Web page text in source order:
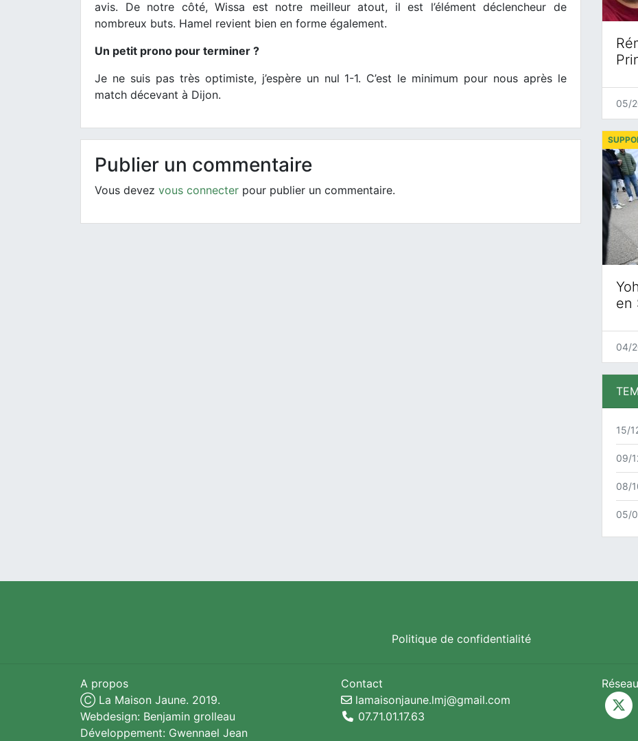
avis. De notre côté, Wissa est notre meilleur atout, il est l’élément déclencheur de
nombreux buts. Hamel revient bien en forme également.
Un petit prono pour terminer ?
Je ne suis pas très optimiste, j’espère un nul 1-1. C’est le minimum pour nous après le
match décevant à Dijon.
Publier un commentaire
Vous devez vous connecter pour publier un commentaire.
05/
en
04/
15/
09/
08/
05/
Politique de confidentialité
A propos
Ⓒ La Maison Jaune. 2019.
Webdesign: Benjamin grolleau
Développement: Gwennael Jean
Contact
lamaisonjaune.lmj@gmail.com
07.71.01.17.63